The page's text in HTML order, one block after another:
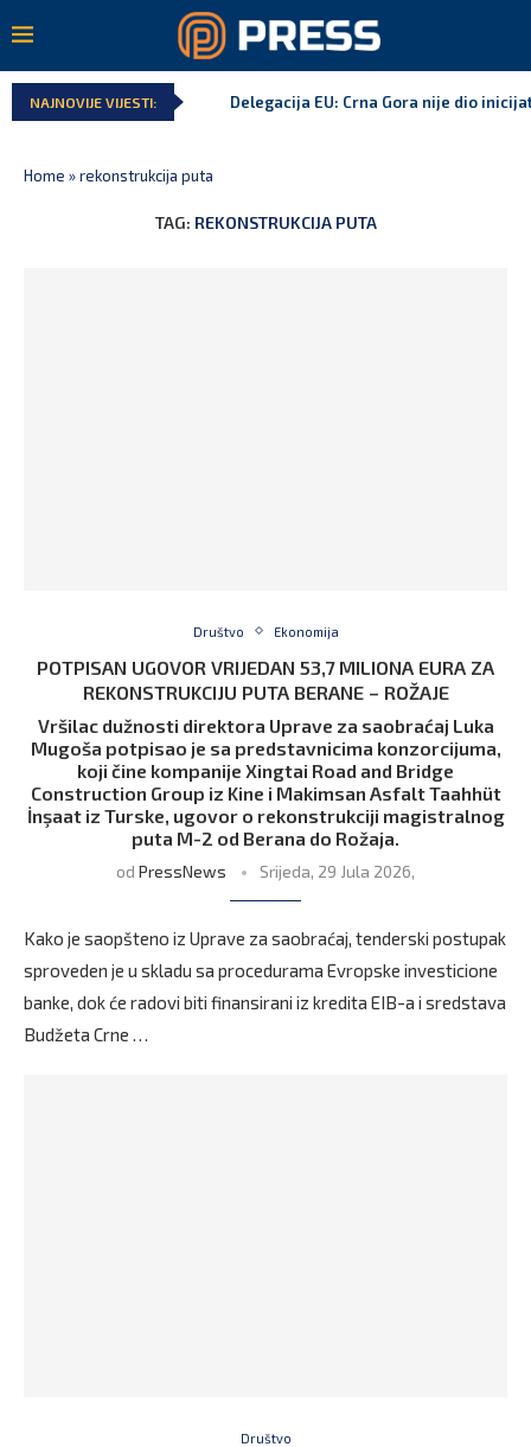
NAJNOVIJE VIJESTI: Delegacija EU: Crna Gora nije dio
Home »rekonstrukcija puta
TAG: REKONSTRUKCIJA PUTA
Društvo Ekonomija
POTPISAN UGOVOR VRIJEDAN 53,7 MILIONA EURA ZA
REKONSTRUKCIJU PUTA BERANE – ROŽAJE
Vršilac dužnosti direktora Uprave za saobraćaj Luka
Mugoša potpisao je sa predstavnicima konzorcijuma,
koji čine kompanije Xingtai Road and Bridge
Construction Group iz Kine i Makimsan Asfalt Taahhüt
İnşaat iz Turske, ugovor o rekonstrukciji magistralnog
puta M-2 od Berana do Rožaja.
od PressNews Srijeda, 29 Jula 2026,
Kako je saopšteno iz Uprave za saobraćaj, tenderski postupak
sproveden je u skladu sa procedurama Evropske investicione
banke, dok će radovi biti finansirani iz kredita EIB-a i sredstava
Budžeta Crne …
Društvo